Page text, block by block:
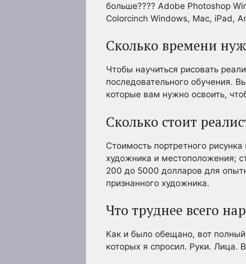
больше???? Adobe Photoshop
Colorcinch Windows, Mac, iPad,
Сколько времени
Чтобы научиться рисовать
последовательного обучения.
которые вам нужно освоить,
Сколько стоит
Стоимость портретного
художника и местоположения;
200 до 5000 долларов для
признанного художника.
Что труднее всего
Как и было обещано, вот
которых я спросил. Руки. Лица.